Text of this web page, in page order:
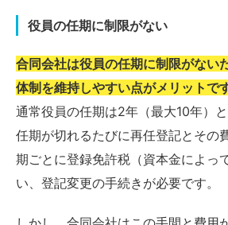
役員の任期に制限がない
合同会社は役員の任期に制限がない
体制を維持しやすい点がメリットです
通常役員の任期は2年（最大10年）と
任期が切れるたびに再任登記とその
期ごとに登録免許税（資本金によっ
い、登記変更の手続きが必要です。